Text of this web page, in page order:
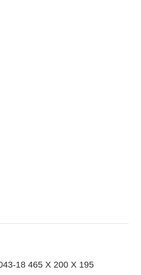
18 465 X 200 X 195